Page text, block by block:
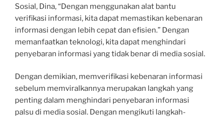
Sosial, Dina, “Dengan menggunakan alat bantu
verifikasi informasi, kita dapat memastikan kebenaran
informasi dengan lebih cepat dan efisien.” Dengan
memanfaatkan teknologi, kita dapat menghindari
penyebaran informasi yang tidak benar di media sosial.
Dengan demikian, memverifikasi kebenaran informasi
sebelum memviralkannya merupakan langkah yang
penting dalam menghindari penyebaran informasi
palsu di media sosial. Dengan mengikuti langkah-